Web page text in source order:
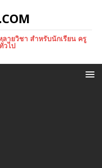
ายวิชา สำหรับนักเรียน ครู
วไป